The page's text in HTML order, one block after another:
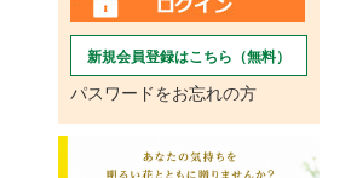
新規会員登録はこちら（無料）
パスワードをお忘れの方